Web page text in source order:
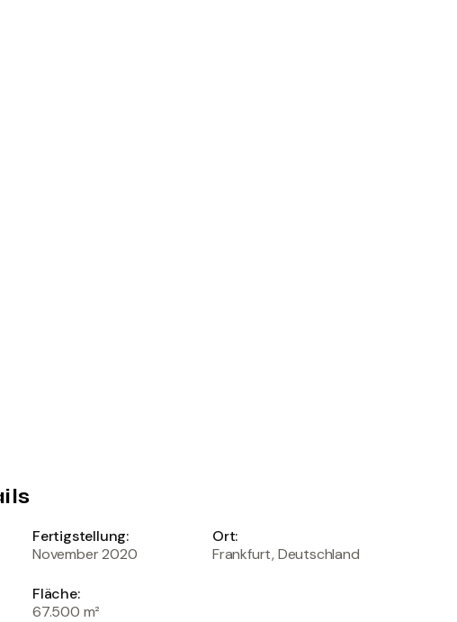
Fertigstellung:
November 2020
Ort:
Frankfurt, Deutschland
Fläche:
67.500 m²